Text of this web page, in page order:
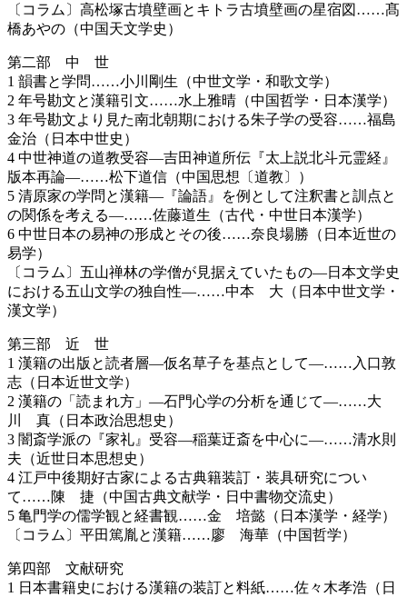
〔コラム〕高松塚古墳壁画とキトラ古墳壁画の星宿図……髙
橋あやの（中国天文学史）
第二部 中 世
1 韻書と学問……小川剛生（中世文学・和歌文学）
2 年号勘文と漢籍引文……水上雅晴（中国哲学・日本漢学）
3 年号勘文より見た南北朝期における朱子学の受容……福島
金治（日本中世史）
4 中世神道の道教受容―吉田神道所伝『太上説北斗元霊経』
版本再論―……松下道信（中国思想〔道教〕）
5 清原家の学問と漢籍―『論語』を例として注釈書と訓点と
の関係を考える―……佐藤道生（古代・中世日本漢学）
6 中世日本の易神の形成とその後……奈良場勝（日本近世の
易学）
〔コラム〕五山禅林の学僧が見据えていたもの―日本文学史
における五山文学の独自性―……中本 大（日本中世文学・
漢文学）
第三部 近 世
1 漢籍の出版と読者層―仮名草子を基点として―……入口敦
志（日本近世文学）
2 漢籍の「読まれ方」―石門心学の分析を通じて―……大
川 真（日本政治思想史）
3 闇斎学派の『家礼』受容―稲葉迂斎を中心に―……清水則
夫（近世日本思想史）
4 江戸中後期好古家による古典籍装訂・装具研究につい
て……陳 捷（中国古典文献学・日中書物交流史）
5 亀門学の儒学観と経書観……金 培懿（日本漢学・経学）
〔コラム〕平田篤胤と漢籍……廖 海華（中国哲学）
第四部 文献研究
1 日本書籍史における漢籍の装訂と料紙……佐々木孝浩（日